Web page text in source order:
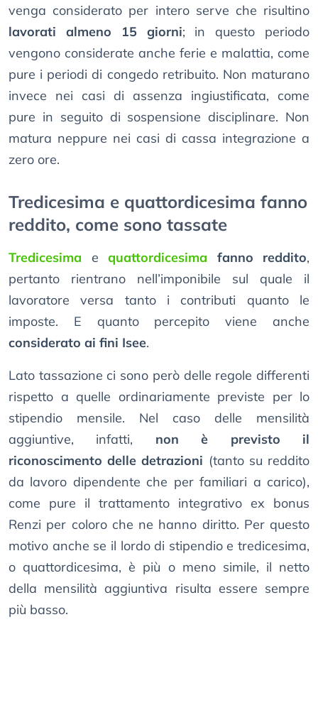
venga considerato per intero serve che risultino
lavorati almeno 15 giorni; in questo periodo
vengono considerate anche ferie e malattia, come
pure i periodi di congedo retribuito. Non maturano
invece nei casi di assenza ingiustificata, come
pure in seguito di sospensione disciplinare. Non
matura neppure nei casi di cassa integrazione a
zero ore.
Tredicesima e quattordicesima fanno
reddito, come sono tassate
Tredicesima e quattordicesima fanno reddito,
pertanto rientrano nell’imponibile sul quale il
lavoratore versa tanto i contributi quanto le
imposte. E quanto percepito viene anche
considerato ai fini Isee.
Lato tassazione ci sono però delle regole differenti
rispetto a quelle ordinariamente previste per lo
stipendio mensile. Nel caso delle mensilità
aggiuntive, infatti, non è previsto il
riconoscimento delle detrazioni (tanto su reddito
da lavoro dipendente che per familiari a carico),
come pure il trattamento integrativo ex bonus
Renzi per coloro che ne hanno diritto. Per questo
motivo anche se il lordo di stipendio e tredicesima,
o quattordicesima, è più o meno simile, il netto
della mensilità aggiuntiva risulta essere sempre
più basso.